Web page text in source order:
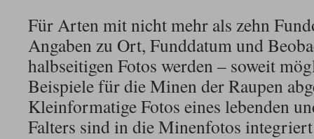
Für Arten mit nicht mehr als zehn
Angaben zu Ort, Funddatum und
halbseitigen Fotos werden – soweit
Beispiele für die Minen der Raupen
Kleinformatige Fotos eines lebenden
Falters sind in die Minenfotos